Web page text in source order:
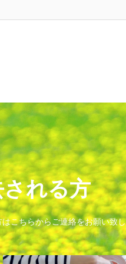
れる方
こちらからご連絡をお願い致